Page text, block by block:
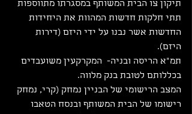
תיקון צו הבית המשותף במסגרתו מתווספות
תתי חלקות חדשות המהוות את היחידות
החדשות אשר נבנו על ידי היזם (דירות
היזם).
תמ"א הריסה ובניה-  המקרקעין משועבדים
בכללותם לטובת בנק מלווה.
המצב הרישומי של הבניין נמחק (קרי, נמחק
רישומו של הבית המשותף ובנסח הטאבו